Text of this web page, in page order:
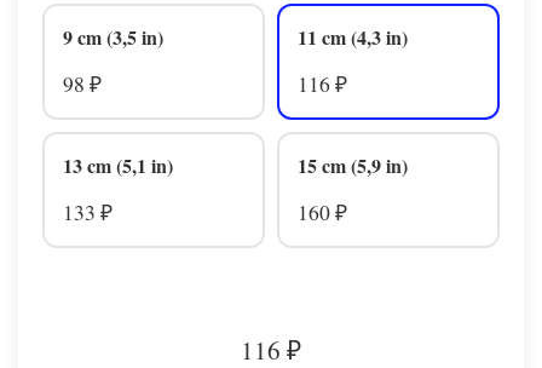
9 cm (3,5 in)
98 ₽
11 cm (4,3 in)
116 ₽
13 cm (5,1 in)
133 ₽
15 cm (5,9 in)
160 ₽
116 ₽